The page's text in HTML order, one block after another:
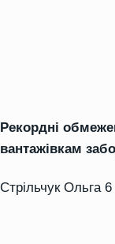
Рекордні
вантажівкам
Стрільчук Ольга 6